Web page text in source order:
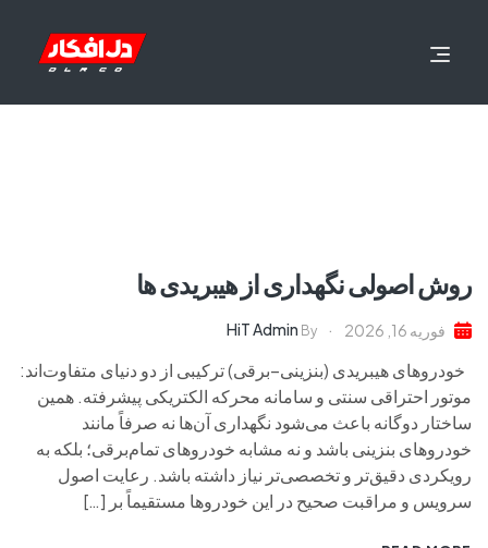
روش اصولی نگهداری از هیبریدی ها
فوریه 16, 2026 By
HiT Admin
خودروهای هیبریدی (بنزینی–برقی) ترکیبی از دو دنیای متفاوت‌اند:
موتور احتراقی سنتی و سامانه محرکه الکتریکی پیشرفته. همین
ساختار دوگانه باعث می‌شود نگهداری آن‌ها نه صرفاً مانند
خودروهای بنزینی باشد و نه مشابه خودروهای تمام‌برقی؛ بلکه به
رویکردی دقیق‌تر و تخصصی‌تر نیاز داشته باشد. رعایت اصول
سرویس و مراقبت صحیح در این خودروها مستقیماً بر […]